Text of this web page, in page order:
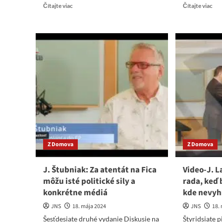
Čítajte viac
Michala
Gánovská:
je
Čítajte viac
po
Z Domova
J. Štubniak: Za atentát na Fica
môžu isté politické sily a
konkrétne médiá
JNS
18. mája 2024
Šesťdesiate druhé vydanie Diskusie na
Z Domova
Video-J.
rada, keď
kde
JNS
18.
Štyridsiate